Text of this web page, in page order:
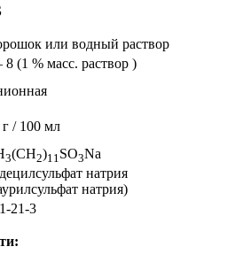
или водный раствор
8 (1 % масс. раствор )
г / 100 мл
3(CH2)11 SO3Na
натрия
натрия)
21-3